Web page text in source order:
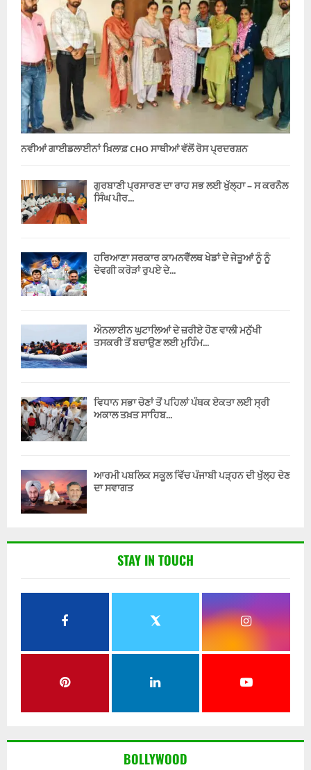
ਨਵੀਆਂ ਗਾਈਡਲਾਈਨਾਂ ਖ਼ਿਲਾਫ਼ CHO ਸਾਥੀਆਂ ਵੱਲੋਂ ਰੋਸ ਪ੍ਰਦਰਸ਼ਨ
ਗੁਰਬਾਣੀ ਪ੍ਰਸਾਰਣ ਦਾ ਰਾਹ ਸਭ ਲਈ ਖੁੱਲ੍ਹਾ – ਸ ਕਰਨੈਲ
ਸਿੰਘ ਪੀਰ...
ਹਰਿਆਣਾ ਸਰਕਾਰ ਕਾਮਨਵੈੱਲਥ ਖੇਡਾਂ ਦੇ ਜੇਤੂਆਂ ਨੂੰ ਨੂੰ
ਦੇਵਗੀ ਕਰੋੜਾਂ ਰੁਪਏ ਦੇ...
ਔਨਲਾਈਨ ਘੁਟਾਲਿਆਂ ਦੇ ਜ਼ਰੀਏ ਹੋਣ ਵਾਲੀ ਮਨੁੱਖੀ
ਤਸਕਰੀ ਤੋਂ ਬਚਾਉਣ ਲਈ ਮੁਹਿੰਮ...
ਵਿਧਾਨ ਸਭਾ ਚੋਣਾਂ ਤੋਂ ਪਹਿਲਾਂ ਪੰਥਕ ਏਕਤਾ ਲਈ ਸ੍ਰੀ
ਅਕਾਲ ਤਖ਼ਤ ਸਾਹਿਬ...
ਆਰਮੀ ਪਬਲਿਕ ਸਕੂਲ ਵਿੱਚ ਪੰਜਾਬੀ ਪੜ੍ਹਨ ਦੀ ਖੁੱਲ੍ਹ ਦੇਣ
ਦਾ ਸਵਾਗਤ
STAY IN TOUCH
BOLLYWOOD